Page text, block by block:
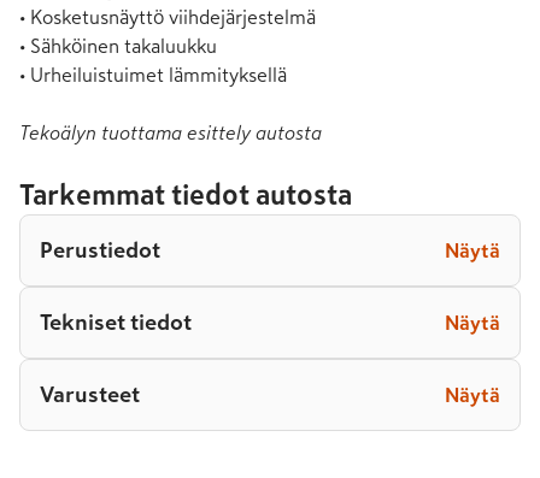
• Kosketusnäyttö viihdejärjestelmä
• Sähköinen takaluukku
• Urheiluistuimet lämmityksellä
Tekoälyn tuottama esittely autosta
Tarkemmat tiedot autosta
Perustiedot Näytä
Tekniset tiedot Näytä
Varusteet Näytä